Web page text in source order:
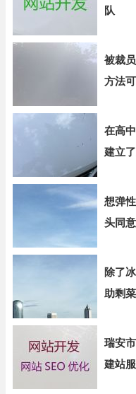
队
被裁
方法
在高
建立
想弹
头同
除了
助剩
瑞安
建站